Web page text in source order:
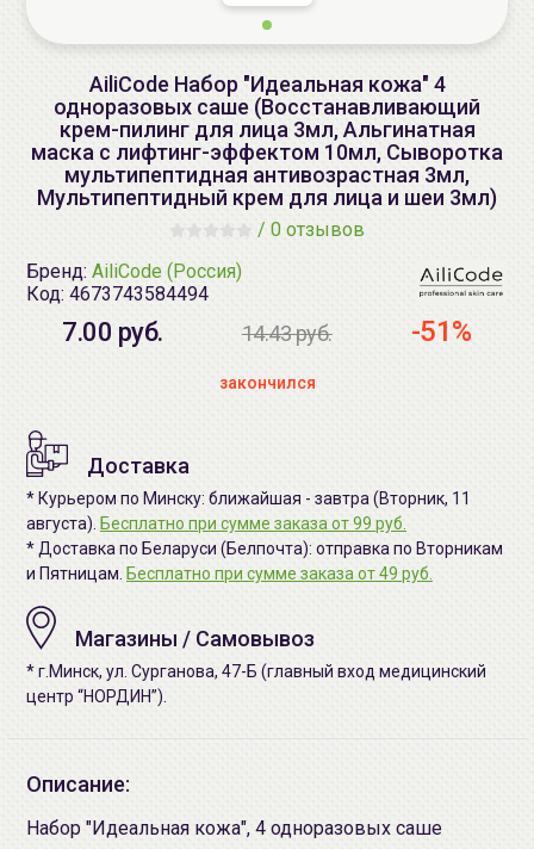
AiliCode Набор "Идеальная кожа" 4
одноразовых саше (Восстанавливающий
крем-пилинг для лица 3мл, Альгинатная
маска с лифтинг-эффектом 10мл, Сыворотка
мультипептидная антивозрастная 3мл,
Мультипептидный крем для лица и шеи 3мл)
/ 0 отзывов
Бренд: AiliCode (Россия)
Код: 4673743584494
7.00 руб. 14.43 руб. -51%
закончился
Доставка
* Курьером по Минску: ближайшая - завтра (Вторник, 11
августа). Бесплатно при сумме заказа от 99 руб.
* Доставка по Беларуси (Белпочта): отправка по Вторникам
и Пятницам. Бесплатно при сумме заказа от 49 руб.
Магазины / Самовывоз
* г.Минск, ул. Сурганова, 47-Б (главный вход медицинский
центр “НОРДИН”).
Описание:
Набор "Идеальная кожа", 4 одноразовых саше